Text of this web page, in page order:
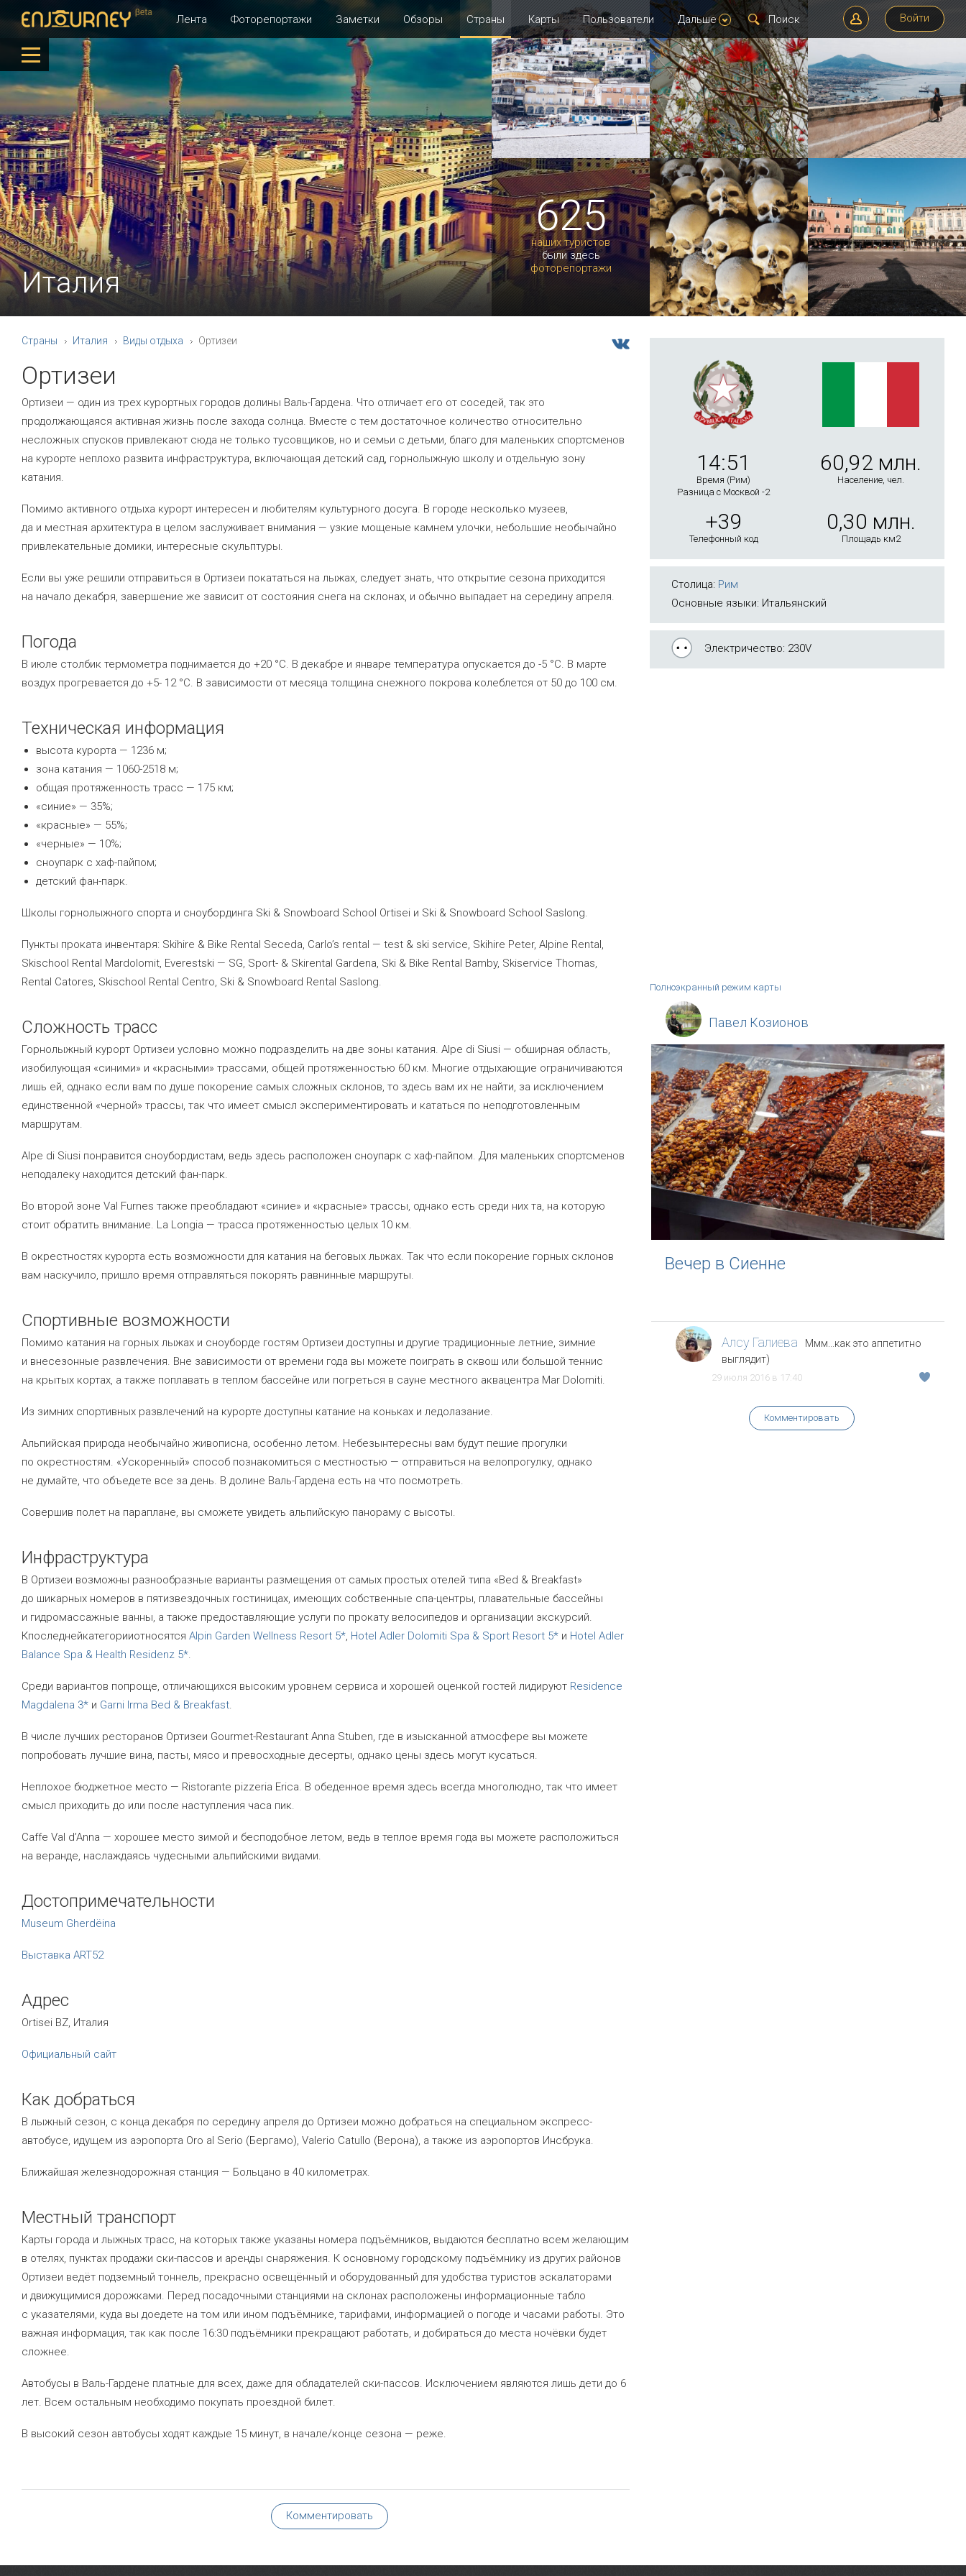
Войти
Лента Фоторепортажи Заметки Обзоры Страны Карты Пользователи Дальше
625
наших туристов
были здесь
фоторепортажи
Италия
14:51
Время (Рим)
Разница с Москвой -2
60,92 млн.
Население, чел.
+39
Телефонный код
0,30 млн.
Площадь км2
Столица: Рим
Основные языки: Итальянский
Электричество: 230V
Полноэкранный режим карты
Павел Козионов
Вечер в Сиенне
Алсу Галиева
Ммм...как это аппетитно
выглядит)
29 июля 2016 в 17:40
Комментировать
Страны Италия Виды отдыха Ортизеи
Ортизеи
Ортизеи — один из трех курортных городов долины Валь-Гардена. Что отличает его от соседей, так это
продолжающаяся активная жизнь после захода солнца. Вместе с тем достаточное количество относительно
несложных спусков привлекают сюда не только тусовщиков, но и семьи с детьми, благо для маленьких спортсменов
на курорте неплохо развита инфраструктура, включающая детский сад, горнолыжную школу и отдельную зону
катания.
Помимо активного отдыха курорт интересен и любителям культурного досуга. В городе несколько музеев,
да и местная архитектура в целом заслуживает внимания — узкие мощеные камнем улочки, небольшие необычайно
привлекательные домики, интересные скульптуры.
Если вы уже решили отправиться в Ортизеи покататься на лыжах, следует знать, что открытие сезона приходится
на начало декабря, завершение же зависит от состояния снега на склонах, и обычно выпадает на середину апреля.
Погода
В июле столбик термометра поднимается до +20 °C. В декабре и январе температура опускается до -5 °C. В марте
воздух прогревается до +5- 12 °C. В зависимости от месяца толщина снежного покрова колеблется от 50 до 100 см.
Техническая информация
высота курорта — 1236 м;
зона катания — 1060-2518 м;
общая протяженность трасс — 175 км;
«синие» — 35%;
«красные» — 55%;
«черные» — 10%;
сноупарк с хаф-пайпом;
детский фан-парк.
Школы горнолыжного спорта и сноубординга Ski & Snowboard School Ortisei и Ski & Snowboard School Saslong.
Пункты проката инвентаря: Skihire & Bike Rental Seceda, Carlo’s rental — test & ski service, Skihire Peter, Alpine Rental,
Skischool Rental Mardolomit, Everestski — SG, Sport- & Skirental Gardena, Ski & Bike Rental Bamby, Skiservice Thomas,
Rental Catores, Skischool Rental Centro, Ski & Snowboard Rental Saslong.
Сложность трасс
Горнолыжный курорт Ортизеи условно можно подразделить на две зоны катания. Alpe di Siusi — обширная область,
изобилующая «синими» и «красными» трассами, общей протяженностью 60 км. Многие отдыхающие ограничиваются
лишь ей, однако если вам по душе покорение самых сложных склонов, то здесь вам их не найти, за исключением
единственной «черной» трассы, так что имеет смысл экспериментировать и кататься по неподготовленным
маршрутам.
Alpe di Siusi понравится сноубордистам, ведь здесь расположен сноупарк с хаф-пайпом. Для маленьких спортсменов
неподалеку находится детский фан-парк.
Во второй зоне Val Furnes также преобладают «синие» и «красные» трассы, однако есть среди них та, на которую
стоит обратить внимание. La Longia — трасса протяженностью целых 10 км.
В окрестностях курорта есть возможности для катания на беговых лыжах. Так что если покорение горных склонов
вам наскучило, пришло время отправляться покорять равнинные маршруты.
Спортивные возможности
Помимо катания на горных лыжах и сноуборде гостям Ортизеи доступны и другие традиционные летние, зимние
и внесезонные развлечения. Вне зависимости от времени года вы можете поиграть в сквош или большой теннис
на крытых кортах, а также поплавать в теплом бассейне или погреться в сауне местного аквацентра Mar Dolomiti.
Из зимних спортивных развлечений на курорте доступны катание на коньках и ледолазание.
Альпийская природа необычайно живописна, особенно летом. Небезынтересны вам будут пешие прогулки
по окрестностям. «Ускоренный» способ познакомиться с местностью — отправиться на велопрогулку, однако
не думайте, что объедете все за день. В долине Валь-Гардена есть на что посмотреть.
Совершив полет на параплане, вы сможете увидеть альпийскую панораму с высоты.
Инфраструктура
В Ортизеи возможны разнообразные варианты размещения от самых простых отелей типа «Bed & Breakfast»
до шикарных номеров в пятизвездочных гостиницах, имеющих собственные спа-центры, плавательные бассейны
и гидромассажные ванны, а также предоставляющие услуги по прокату велосипедов и организации экскурсий.
Кпоследнейкатегорииотносятся Alpin Garden Wellness Resort 5*, Hotel Adler Dolomiti Spa & Sport Resort 5* и Hotel Adler
Balance Spa & Health Residenz 5*.
Среди вариантов попроще, отличающихся высоким уровнем сервиса и хорошей оценкой гостей лидируют Residence
Magdalena 3* и Garni Irma Bed & Breakfast.
В числе лучших ресторанов Ортизеи Gourmet-Restaurant Anna Stuben, где в изысканной атмосфере вы можете
попробовать лучшие вина, пасты, мясо и превосходные десерты, однако цены здесь могут кусаться.
Неплохое бюджетное место — Ristorante pizzeria Erica. В обеденное время здесь всегда многолюдно, так что имеет
смысл приходить до или после наступления часа пик.
Caffe Val d’Anna — хорошее место зимой и бесподобное летом, ведь в теплое время года вы можете расположиться
на веранде, наслаждаясь чудесными альпийскими видами.
Достопримечательности
Museum Gherdëina
Выставка ART52
Адрес
Ortisei BZ, Италия
Официальный сайт
Как добраться
В лыжный сезон, с конца декабря по середину апреля до Ортизеи можно добраться на специальном экспресс-
автобусе, идущем из аэропорта Oro al Serio (Бергамо), Valerio Catullo (Верона), а также из аэропортов Инсбрука.
Ближайшая железнодорожная станция — Больцано в 40 километрах.
Местный транспорт
Карты города и лыжных трасс, на которых также указаны номера подъёмников, выдаются бесплатно всем желающим
в отелях, пунктах продажи ски-пассов и аренды снаряжения. К основному городскому подъёмнику из других районов
Ортизеи ведёт подземный тоннель, прекрасно освещённый и оборудованный для удобства туристов эскалаторами
и движущимися дорожками. Перед посадочными станциями на склонах расположены информационные табло
с указателями, куда вы доедете на том или ином подъёмнике, тарифами, информацией о погоде и часами работы. Это
важная информация, так как после 16:30 подъёмники прекращают работать, и добираться до места ночёвки будет
сложнее.
Автобусы в Валь-Гардене платные для всех, даже для обладателей ски-пассов. Исключением являются лишь дети до 6
лет. Всем остальным необходимо покупать проездной билет.
В высокий сезон автобусы ходят каждые 15 минут, в начале/конце сезона — реже.
Комментировать